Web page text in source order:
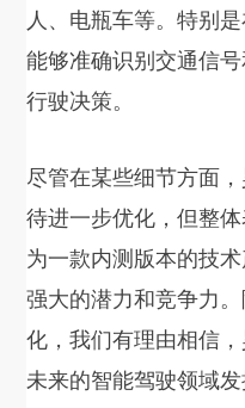
人、电瓶车等。特别
能够准确识别交通信
行驶决策。
尽管在某些细节方面
待进一步优化，但整
为一款内测版本的技
强大的潜力和竞争力
化，我们有理由相信
未来的智能驾驶领域发